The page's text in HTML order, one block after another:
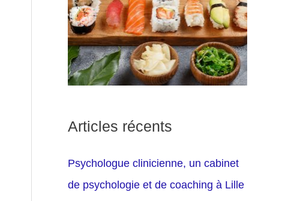
Articles récents
Psychologue clinicienne, un cabinet
de psychologie et de coaching à Lille